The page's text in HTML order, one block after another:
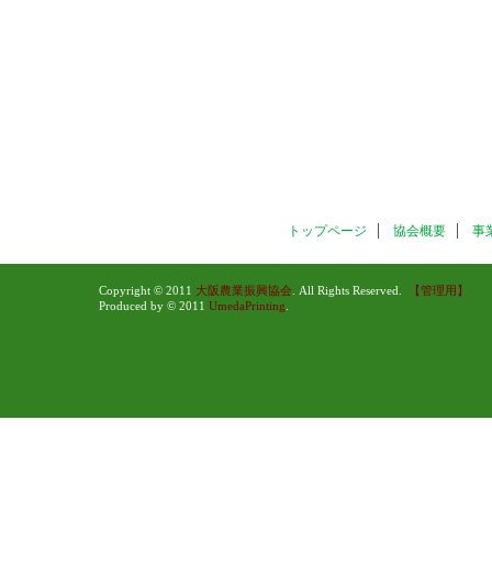
トップページ 協会概要 事
Copyright © 2011 大阪農業振興協会 . All Rights Reserved.
【管理用】
Produced by © 2011 UmedaPrinting